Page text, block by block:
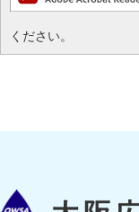
ください。